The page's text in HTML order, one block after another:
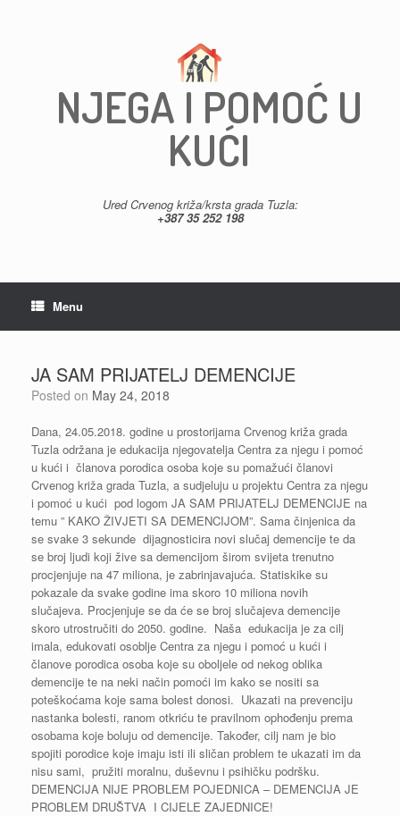
NJEGA I POMOĆ U
KUĆI
Ured Crvenog križa/krsta grada Tuzla:
+387 35 252 198
Menu
JA SAM PRIJATELJ DEMENCIJE
Posted on May 24, 2018
Dana, 24.05.2018. godine u prostorijama Crvenog križa grada
Tuzla održana je edukacija njegovatelja Centra za njegu i pomoć
u kući i članova porodica osoba koje su pomažući članovi
Crvenog križa grada Tuzla, a sudjeluju u projektu Centra za njegu
i pomoć u kući pod logom JA SAM PRIJATELJ DEMENCIJE na
temu ” KAKO ŽIVJETI SA DEMENCIJOM”. Sama činjenica da
se svake 3 sekunde dijagnosticira novi slučaj demencije te da
se broj ljudi koji žive sa demencijom širom svijeta trenutno
procjenjuje na 47 miliona, je zabrinjavajuća. Statiskike su
pokazale da svake godine ima skoro 10 miliona novih
slučajeva. Procjenjuje se da će se broj slučajeva demencije
skoro utrostručiti do 2050. godine. Naša edukacija je za cilj
imala, edukovati osoblje Centra za njegu i pomoć u kući i
članove porodica osoba koje su oboljele od nekog oblika
demencije te na neki način pomoći im kako se nositi sa
poteškoćama koje sama bolest donosi. Ukazati na prevenciju
nastanka bolesti, ranom otkriću te pravilnom ophođenju prema
osobama koje boluju od demencije. Također, cilj nam je bio
spojiti porodice koje imaju isti ili sličan problem te ukazati im da
nisu sami, pružiti moralnu, duševnu i psihičku podršku.
DEMENCIJA NIJE PROBLEM POJEDNICA – DEMENCIJA JE
PROBLEM DRUŠTVA I CIJELE ZAJEDNICE!